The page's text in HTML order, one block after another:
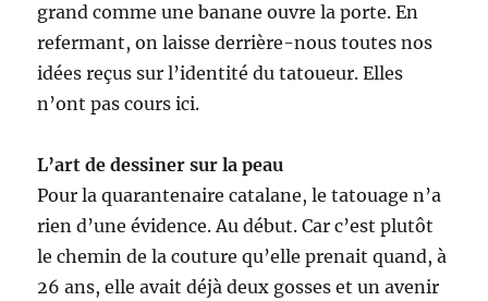
grand comme une banane ouvre la porte. En
refermant, on laisse derrière-nous toutes nos
idées reçus sur l’identité du tatoueur. Elles
n’ont pas cours ici.
L’art de dessiner sur la peau
Pour la quarantenaire catalane, le tatouage n’a
rien d’une évidence. Au début. Car c’est plutôt
le chemin de la couture qu’elle prenait quand, à
26 ans, elle avait déjà deux gosses et un avenir